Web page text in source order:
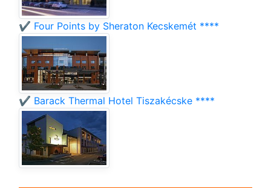
✔️ Four Points by Sheraton Kecskemét ****
✔️ Barack Thermal Hotel Tiszakécske ****